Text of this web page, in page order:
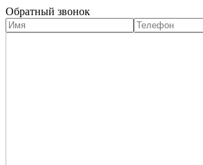
Обратный звонок